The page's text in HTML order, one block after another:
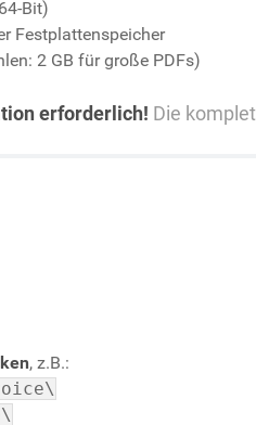
Bit)
Festplattenspeicher
2 GB für große PDFs)
erforderlich! Die
, z.B.: